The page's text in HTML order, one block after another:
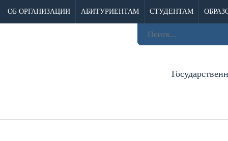
ОБ ОРГАНИЗАЦИИ АБИТУРИЕНТАМ СТУДЕНТАМ